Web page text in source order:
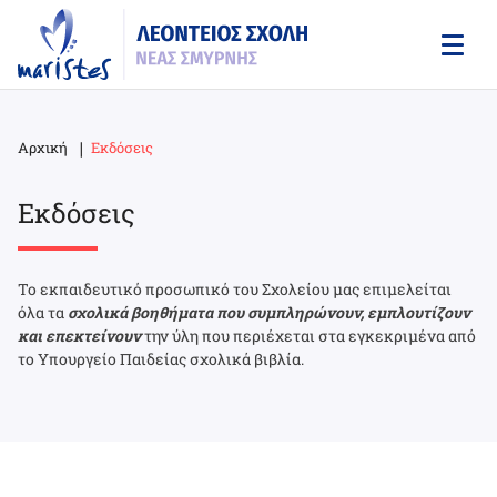
content
Breadcrumb
Αρχική Εκδόσεις
Εκδόσεις
Το εκπαιδευτικό προσωπικό του Σχολείου μας επιμελείται
όλα τα σχολικά βοηθήματα που συμπληρώνουν, εμπλουτίζουν
και επεκτείνουντην ύλη που περιέχεται στα εγκεκριμένα από
το Υπουργείο Παιδείας σχολικά βιβλία.